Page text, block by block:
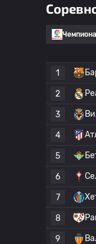
1
2
3
4
5
6
7
8
9